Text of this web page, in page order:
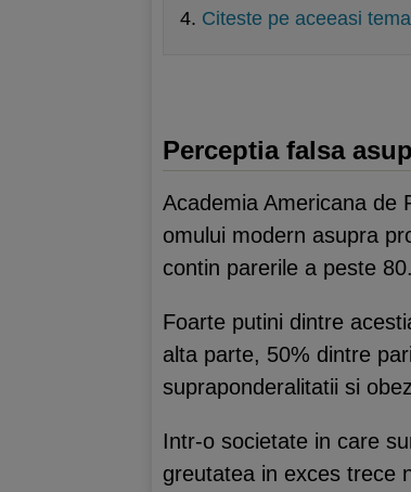
Citeste pe aceeasi tema
Perceptia falsa
Academia Americana de
omului modern asupra
contin parerile a peste
Foarte putini dintre
alta parte, 50% dintre
supraponderalitatii si
Intr-o societate in care
greutatea in exces trece